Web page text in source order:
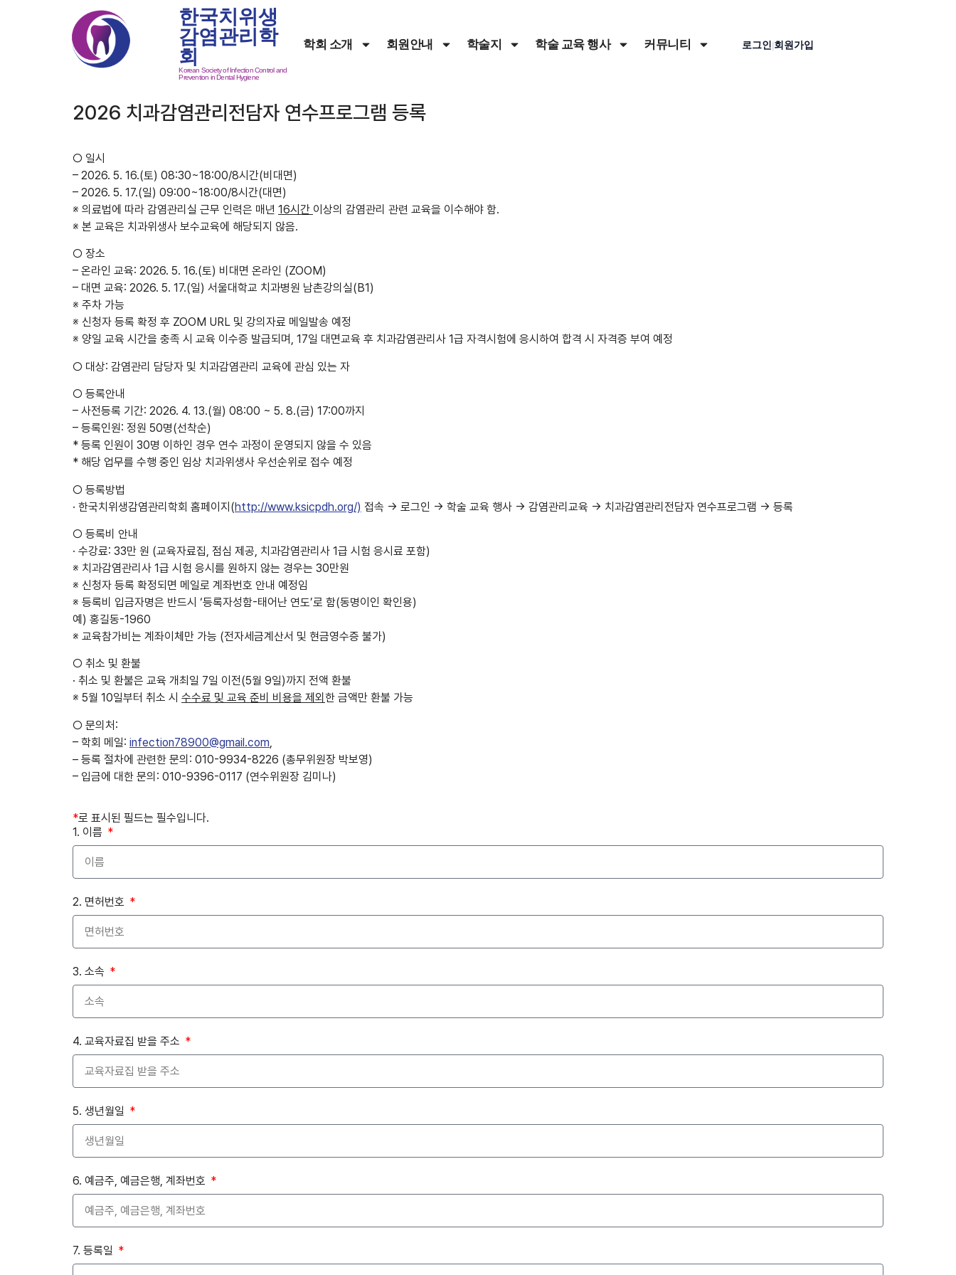
한국치위생
감염관리학
회
Korean Society of Infection Control and
Prevention in Dental Hygiene
학회 소개 회원안내 학술지 학술 교육 행사 커뮤니티 로그인 |회원가입
2026 치과감염관리전담자 연수프로그램 등록
○ 일시
– 2026. 5. 16.(토) 08:30~18:00/8시간(비대면)
– 2026. 5. 17.(일) 09:00~18:00/8시간(대면)
※ 의료법에 따라 감염관리실 근무 인력은 매년 16시간 이상의 감염관리 관련 교육을 이수해야 함.
※ 본 교육은 치과위생사 보수교육에 해당되지 않음.
○ 장소
– 온라인 교육: 2026. 5. 16.(토) 비대면 온라인 (ZOOM)
– 대면 교육: 2026. 5. 17.(일) 서울대학교 치과병원 남촌강의실(B1)
※ 주차 가능
※ 신청자 등록 확정 후 ZOOM URL 및 강의자료 메일발송 예정
※ 양일 교육 시간을 충족 시 교육 이수증 발급되며, 17일 대면교육 후 치과감염관리사 1급 자격시험에 응시하여 합격 시 자격증 부여 예정
○ 대상: 감염관리 담당자 및 치과감염관리 교육에 관심 있는 자
○ 등록안내
– 사전등록 기간: 2026. 4. 13.(월) 08:00 ~ 5. 8.(금) 17:00까지
– 등록인원: 정원 50명(선착순)
* 등록 인원이 30명 이하인 경우 연수 과정이 운영되지 않을 수 있음
* 해당 업무를 수행 중인 임상 치과위생사 우선순위로 접수 예정
○ 등록방법
· 한국치위생감염관리학회 홈페이지(http://www.ksicpdh.org/) 접속 → 로그인 → 학술 교육 행사 → 감염관리교육 → 치과감염관리전담자 연수프로그램 → 등록
○ 등록비 안내
· 수강료: 33만 원 (교육자료집, 점심 제공, 치과감염관리사 1급 시험 응시료 포함)
※ 치과감염관리사 1급 시험 응시를 원하지 않는 경우는 30만원
※ 신청자 등록 확정되면 메일로 계좌번호 안내 예정임
※ 등록비 입금자명은 반드시 ‘등록자성함-태어난 연도’로 함(동명이인 확인용)
예) 홍길동-1960
※ 교육참가비는 계좌이체만 가능 (전자세금계산서 및 현금영수증 불가)
○ 취소 및 환불
· 취소 및 환불은 교육 개최일 7일 이전(5월 9일)까지 전액 환불
※ 5월 10일부터 취소 시 수수료 및 교육 준비 비용을 제외 한 금액만 환불 가능
○ 문의처:
– 학회 메일: infection78900@gmail.com
– 등록 절차에 관련한 문의: 010-9934-8226 (총무위원장 박보영)
– 입금에 대한 문의: 010-9396-0117 (연수위원장 김미나)
*로 표시된 필드는 필수입니다.
1. 이름
2. 면허번호
3. 소속
4. 교육자료집 받을 주소
5. 생년월일
6. 예금주, 예금은행, 계좌번호
7. 등록일